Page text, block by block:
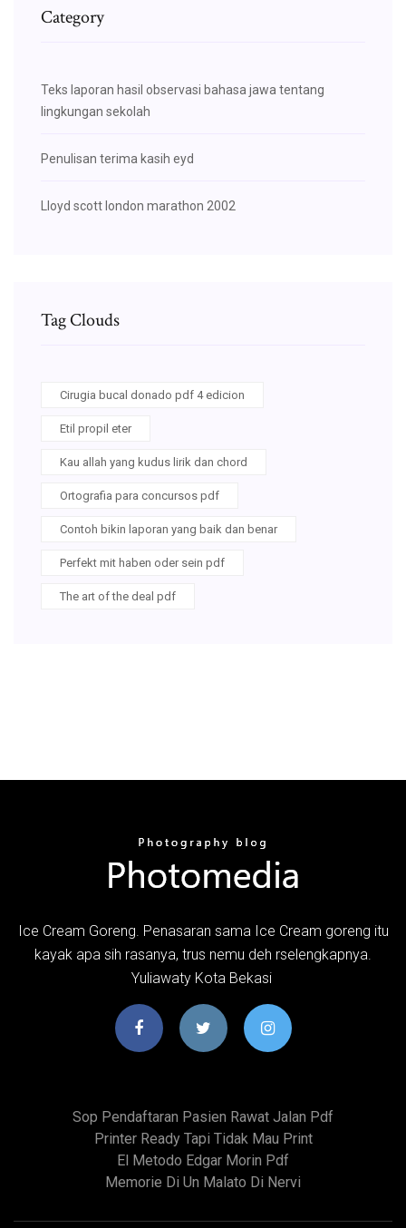
Category
Teks laporan hasil observasi bahasa jawa tentang
lingkungan sekolah
Penulisan terima kasih eyd
Lloyd scott london marathon 2002
Tag Clouds
Cirugia bucal donado pdf 4 edicion
Etil propil eter
Kau allah yang kudus lirik dan chord
Ortografia para concursos pdf
Contoh bikin laporan yang baik dan benar
Perfekt mit haben oder sein pdf
The art of the deal pdf
Ice Cream Goreng. Penasaran sama Ice Cream goreng itu
kayak apa sih rasanya, trus nemu deh rselengkapnya.
Yuliawaty Kota Bekasi
Sop Pendaftaran Pasien Rawat Jalan Pdf
Printer Ready Tapi Tidak Mau Print
El Metodo Edgar Morin Pdf
Memorie Di Un Malato Di Nervi